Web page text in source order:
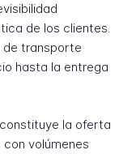
de los clientes.
de transporte
hasta la entrega
constituye la oferta
volúmenes